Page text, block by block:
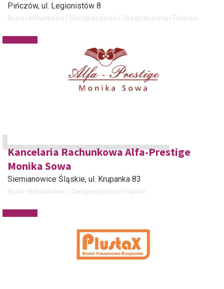
Pińczów, ul. Legionistów 8
Biuro rachunkowe Ubezpieczenia Ubezpieczenia i Finanse
Kancelaria Rachunkowa Alfa-Prestige
Monika Sowa
Siemianowice Śląskie, ul. Krupanka 83
Biuro rachunkowe Ubezpieczenia i Finanse